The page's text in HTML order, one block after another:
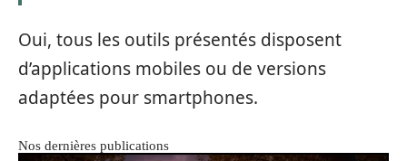
Oui, tous les outils présentés disposent
d’applications mobiles ou de versions
adaptées pour smartphones.
Nos dernières publications